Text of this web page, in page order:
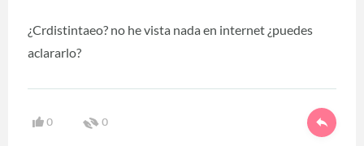
¿Crdistintaeo? no he vista nada en internet ¿puedes
aclararlo?
0 0